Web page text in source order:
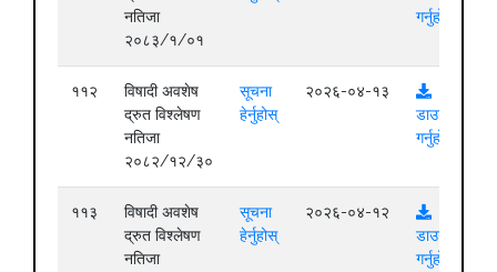
नतिजा
२०८३/१/०१
गर्नुहोस्
११२
विषादी अवशेष
द्रुत विश्लेषण
नतिजा
२०८२/१२/३०
सूचना
हेर्नुहोस्
२०२६-०४-१३
डाउनलोड
गर्नुहोस्
११३
विषादी अवशेष
द्रुत विश्लेषण
नतिजा
सूचना
हेर्नुहोस्
२०२६-०४-१२
डाउनलोड
गर्नुहोस्